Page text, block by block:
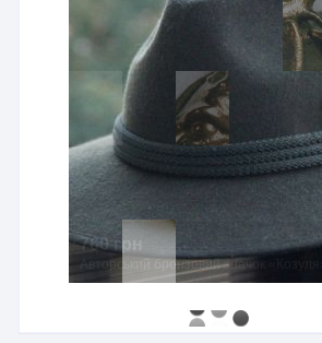
760 грн
Авторський бронзовий значок «Козуля»